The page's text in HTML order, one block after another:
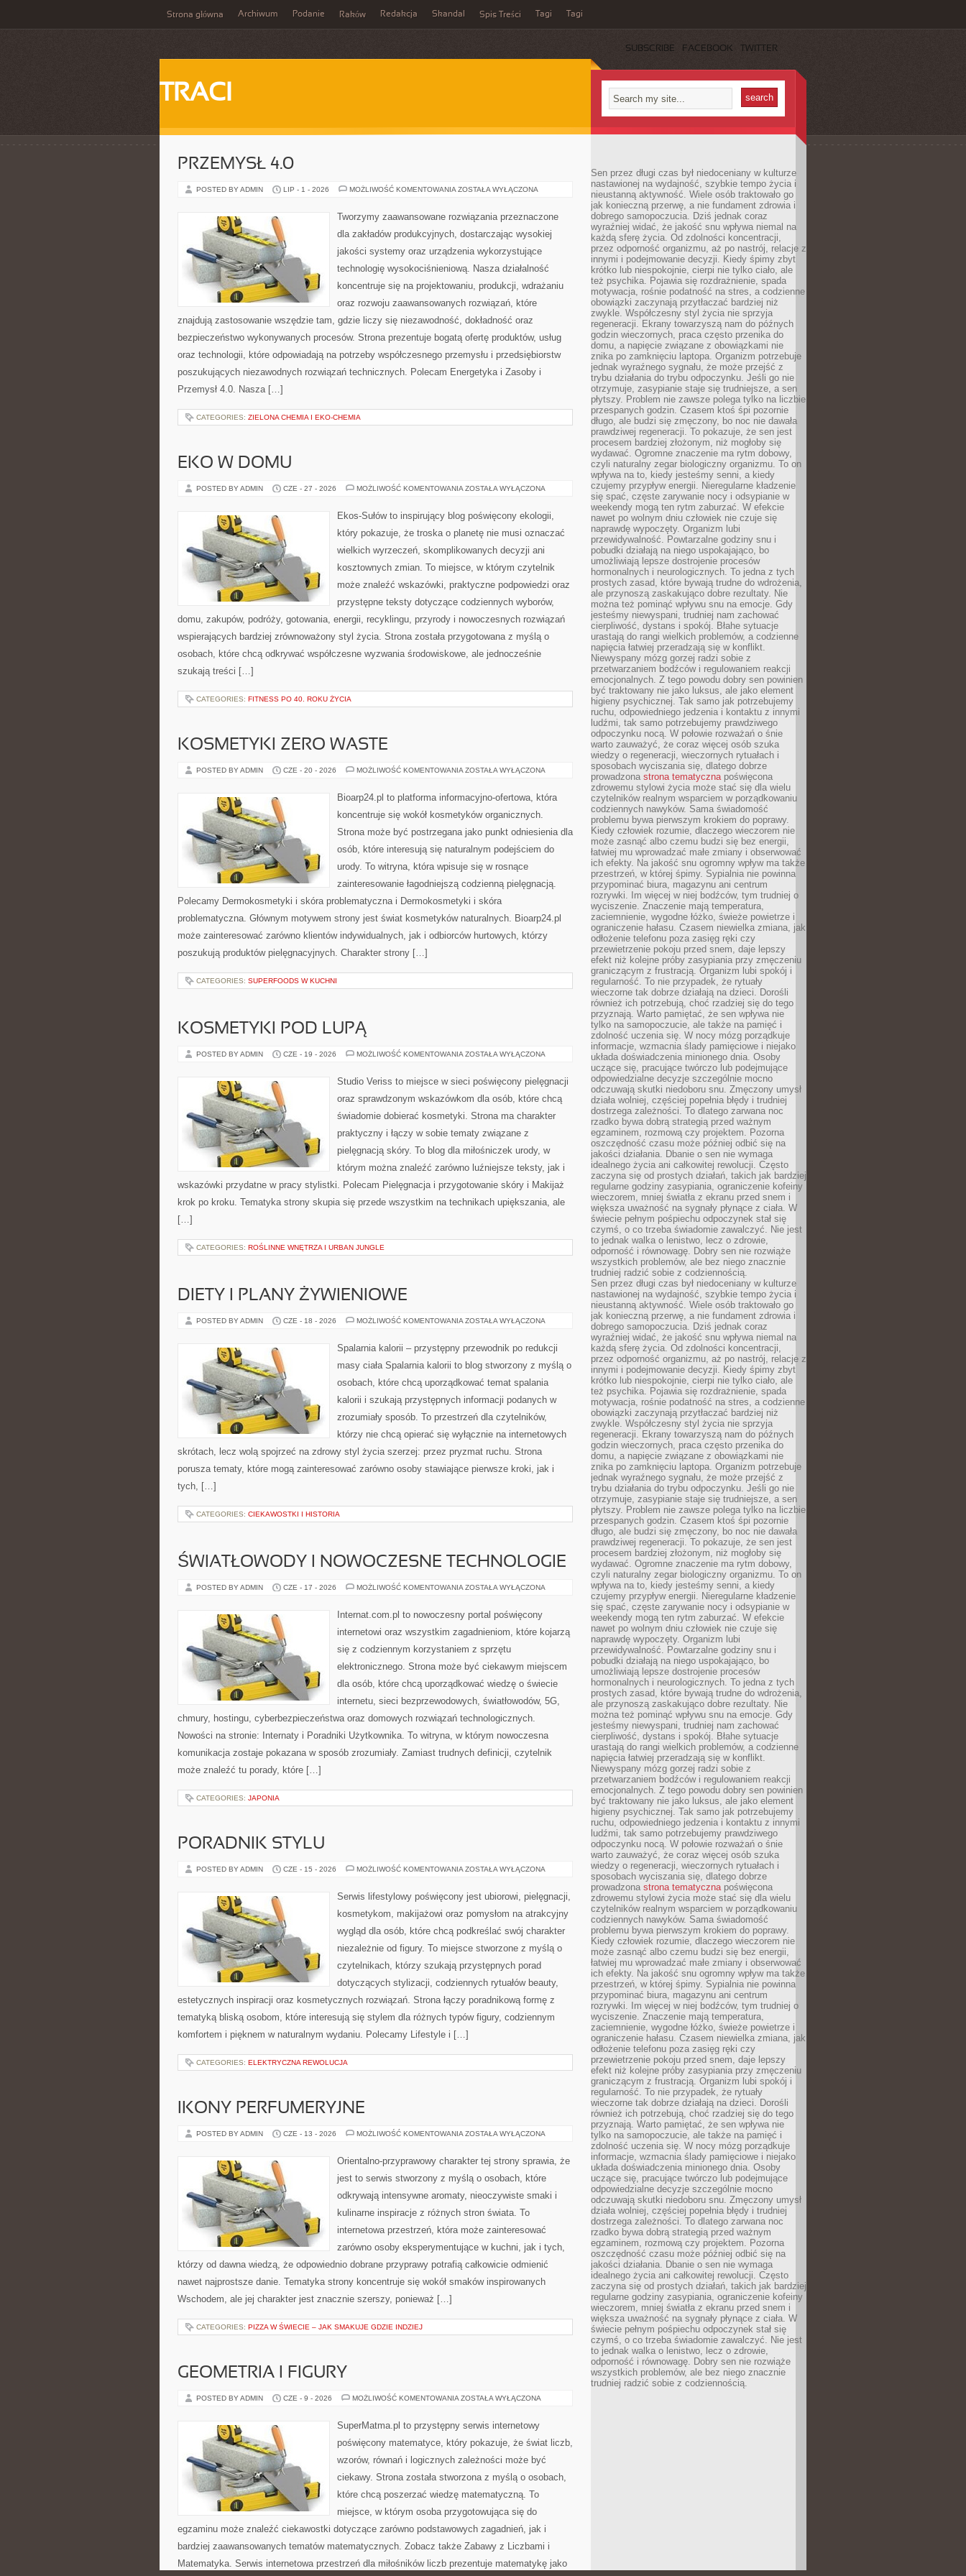
Strona główna Archiwum Podanie Raków Redakcja Skandal Spis Treści Tagi Tagi
SUBSCRIBE FACEBOOK TWITTER
TRACI
PRZEMYSŁ 4.0
POSTED BY ADMIN LIP - 1 - 2026 MOŻLIWOŚĆ KOMENTOWANIA PRZEMYSŁ
ZOSTAŁA WYŁĄCZONA
Tworzymy zaawansowane rozwiązania przeznaczone
dla zakładów produkcyjnych, dostarczając wysokiej
jakości systemy oraz urządzenia wykorzystujące
technologię wysokociśnieniową. Nasza działalność
koncentruje się na projektowaniu, produkcji, wdrażaniu
oraz rozwoju zaawansowanych rozwiązań, które
znajdują zastosowanie wszędzie tam, gdzie liczy się niezawodność, dokładność oraz
bezpieczeństwo wykonywanych procesów. Strona prezentuje bogatą ofertę produktów, usług
oraz technologii, które odpowiadają na potrzeby współczesnego przemysłu i przedsiębiorstw
poszukujących niezawodnych rozwiązań technicznych. Polecam Energetyka i Zasoby i
Przemysł 4.0. Nasza […]
CATEGORIES: ZIELONA CHEMIA I EKO-CHEMIA
EKO W DOMU
POSTED BY ADMIN CZE - 27 - 2026 MOŻLIWOŚĆ KOMENTOWANIA EKO
ZOSTAŁA WYŁĄCZONA
Ekos-Sułów to inspirujący blog poświęcony ekologii,
który pokazuje, że troska o planetę nie musi oznaczać
wielkich wyrzeczeń, skomplikowanych decyzji ani
kosztownych zmian. To miejsce, w którym czytelnik
może znaleźć wskazówki, praktyczne podpowiedzi oraz
przystępne teksty dotyczące codziennych wyborów,
domu, zakupów, podróży, gotowania, energii, recyklingu, przyrody i nowoczesnych rozwiązań
wspierających bardziej zrównoważony styl życia. Strona została przygotowana z myślą o
osobach, które chcą odkrywać współczesne wyzwania środowiskowe, ale jednocześnie
szukają treści […]
CATEGORIES: FITNESS PO 40. ROKU ŻYCIA
KOSMETYKI ZERO WASTE
POSTED BY ADMIN CZE - 20 - 2026 MOŻLIWOŚĆ KOMENTOWANIA KOSMETYKI
ZOSTAŁA WYŁĄCZONA
Bioarp24.pl to platforma informacyjno-ofertowa, która
koncentruje się wokół kosmetyków organicznych.
Strona może być postrzegana jako punkt odniesienia dla
osób, które interesują się naturalnym podejściem do
urody. To witryna, która wpisuje się w rosnące
zainteresowanie łagodniejszą codzienną pielęgnacją.
Polecamy Dermokosmetyki i skóra problematyczna i Dermokosmetyki i skóra
problematyczna. Głównym motywem strony jest świat kosmetyków naturalnych. Bioarp24.pl
może zainteresować zarówno klientów indywidualnych, jak i odbiorców hurtowych, którzy
poszukują produktów pielęgnacyjnych. Charakter strony […]
CATEGORIES: SUPERFOODS W KUCHNI
KOSMETYKI POD LUPĄ
POSTED BY ADMIN CZE - 19 - 2026 MOŻLIWOŚĆ KOMENTOWANIA KOSMETYKI
ZOSTAŁA WYŁĄCZONA
Studio Veriss to miejsce w sieci poświęcony pielęgnacji
oraz sprawdzonym wskazówkom dla osób, które chcą
świadomie dobierać kosmetyki. Strona ma charakter
praktyczny i łączy w sobie tematy związane z
pielęgnacją skóry. To blog dla miłośniczek urody, w
którym można znaleźć zarówno luźniejsze teksty, jak i
wskazówki przydatne w pracy stylistki. Polecam Pielęgnacja i przygotowanie skóry i Makijaż
krok po kroku. Tematyka strony skupia się przede wszystkim na technikach upiększania, ale
[…]
CATEGORIES: ROŚLINNE WNĘTRZA I URBAN JUNGLE
DIETY I PLANY ŻYWIENIOWE
POSTED BY ADMIN CZE - 18 - 2026 MOŻLIWOŚĆ KOMENTOWANIA DIETY
ŻYWIENIOWE
ZOSTAŁA WYŁĄCZONA
Spalarnia kalorii – przystępny przewodnik po redukcji
masy ciała Spalarnia kalorii to blog stworzony z myślą o
osobach, które chcą uporządkować temat spalania
kalorii i szukają przystępnych informacji podanych w
zrozumiały sposób. To przestrzeń dla czytelników,
którzy nie chcą opierać się wyłącznie na internetowych
skrótach, lecz wolą spojrzeć na zdrowy styl życia szerzej: przez pryzmat ruchu. Strona
porusza tematy, które mogą zainteresować zarówno osoby stawiające pierwsze kroki, jak i
tych, […]
CATEGORIES: CIEKAWOSTKI I HISTORIA
ŚWIATŁOWODY I NOWOCZESNE TECHNOLOGIE
POSTED BY ADMIN CZE - 17 - 2026 MOŻLIWOŚĆ KOMENTOWANIA ŚWIATŁOWODY
TECHNOLOGIE
ZOSTAŁA WYŁĄCZONA
Internat.com.pl to nowoczesny portal poświęcony
internetowi oraz wszystkim zagadnieniom, które kojarzą
się z codziennym korzystaniem z sprzętu
elektronicznego. Strona może być ciekawym miejscem
dla osób, które chcą uporządkować wiedzę o świecie
internetu, sieci bezprzewodowych, światłowodów, 5G,
chmury, hostingu, cyberbezpieczeństwa oraz domowych rozwiązań technologicznych.
Nowości na stronie: Internaty i Poradniki Użytkownika. To witryna, w którym nowoczesna
komunikacja zostaje pokazana w sposób zrozumiały. Zamiast trudnych definicji, czytelnik
może znaleźć tu porady, które […]
CATEGORIES: JAPONIA
PORADNIK STYLU
POSTED BY ADMIN CZE - 15 - 2026 MOŻLIWOŚĆ KOMENTOWANIA PORADNIK
ZOSTAŁA WYŁĄCZONA
Serwis lifestylowy poświęcony jest ubiorowi, pielęgnacji,
kosmetykom, makijażowi oraz pomysłom na atrakcyjny
wygląd dla osób, które chcą podkreślać swój charakter
niezależnie od figury. To miejsce stworzone z myślą o
czytelnikach, którzy szukają przystępnych porad
dotyczących stylizacji, codziennych rytuałów beauty,
estetycznych inspiracji oraz kosmetycznych rozwiązań. Strona łączy poradnikową formę z
tematyką bliską osobom, które interesują się stylem dla różnych typów figury, codziennym
komfortem i pięknem w naturalnym wydaniu. Polecamy Lifestyle i […]
CATEGORIES: ELEKTRYCZNA REWOLUCJA
IKONY PERFUMERYJNE
POSTED BY ADMIN CZE - 13 - 2026 MOŻLIWOŚĆ KOMENTOWANIA IKONY
ZOSTAŁA WYŁĄCZONA
Orientalno-przyprawowy charakter tej strony sprawia, że
jest to serwis stworzony z myślą o osobach, które
odkrywają intensywne aromaty, nieoczywiste smaki i
kulinarne inspiracje z różnych stron świata. To
internetowa przestrzeń, która może zainteresować
zarówno osoby eksperymentujące w kuchni, jak i tych,
którzy od dawna wiedzą, że odpowiednio dobrane przyprawy potrafią całkowicie odmienić
nawet najprostsze danie. Tematyka strony koncentruje się wokół smaków inspirowanych
Wschodem, ale jej charakter jest znacznie szerszy, ponieważ […]
CATEGORIES: PIZZA W ŚWIECIE – JAK SMAKUJE GDZIE INDZIEJ
GEOMETRIA I FIGURY
POSTED BY ADMIN CZE - 9 - 2026 MOŻLIWOŚĆ KOMENTOWANIA GEOMETRIA
ZOSTAŁA WYŁĄCZONA
SuperMatma.pl to przystępny serwis internetowy
poświęcony matematyce, który pokazuje, że świat liczb,
wzorów, równań i logicznych zależności może być
ciekawy. Strona została stworzona z myślą o osobach,
które chcą poszerzać wiedzę matematyczną. To
miejsce, w którym osoba przygotowująca się do
egzaminu może znaleźć ciekawostki dotyczące zarówno podstawowych zagadnień, jak i
bardziej zaawansowanych tematów matematycznych. Zobacz także Zabawy z Liczbami i
Matematyka. Serwis internetowa przestrzeń dla miłośników liczb prezentuje matematykę jako
Sen przez długi czas był niedoceniany w kulturze
nastawionej na wydajność, szybkie tempo życia i
nieustanną aktywność. Wiele osób traktowało go
jak konieczną przerwę, a nie fundament zdrowia i
dobrego samopoczucia. Dziś jednak coraz
wyraźniej widać, że jakość snu wpływa niemal na
każdą sferę życia. Od zdolności koncentracji,
przez odporność organizmu, aż po nastrój, relacje z
innymi i podejmowanie decyzji. Kiedy śpimy zbyt
krótko lub niespokojnie, cierpi nie tylko ciało, ale
też psychika. Pojawia się rozdrażnienie, spada
motywacja, rośnie podatność na stres, a codzienne
obowiązki zaczynają przytłaczać bardziej niż
zwykle. Współczesny styl życia nie sprzyja
regeneracji. Ekrany towarzyszą nam do późnych
godzin wieczornych, praca często przenika do
domu, a napięcie związane z obowiązkami nie
znika po zamknięciu laptopa. Organizm potrzebuje
jednak wyraźnego sygnału, że może przejść z
trybu działania do trybu odpoczynku. Jeśli go nie
otrzymuje, zasypianie staje się trudniejsze, a sen
płytszy. Problem nie zawsze polega tylko na liczbie
przespanych godzin. Czasem ktoś śpi pozornie
długo, ale budzi się zmęczony, bo noc nie dawała
prawdziwej regeneracji. To pokazuje, że sen jest
procesem bardziej złożonym, niż mogłoby się
wydawać. Ogromne znaczenie ma rytm dobowy,
czyli naturalny zegar biologiczny organizmu. To on
wpływa na to, kiedy jesteśmy senni, a kiedy
czujemy przypływ energii. Nieregularne kładzenie
się spać, częste zarywanie nocy i odsypianie w
weekendy mogą ten rytm zaburzać. W efekcie
nawet po wolnym dniu człowiek nie czuje się
naprawdę wypoczęty. Organizm lubi
przewidywalność. Powtarzalne godziny snu i
pobudki działają na niego uspokajająco, bo
umożliwiają lepsze dostrojenie procesów
hormonalnych i neurologicznych. To jedna z tych
prostych zasad, które bywają trudne do wdrożenia,
ale przynoszą zaskakująco dobre rezultaty. Nie
można też pominąć wpływu snu na emocje. Gdy
jesteśmy niewyspani, trudniej nam zachować
cierpliwość, dystans i spokój. Błahe sytuacje
urastają do rangi wielkich problemów, a codzienne
napięcia łatwiej przeradzają się w konflikt.
Niewyspany mózg gorzej radzi sobie z
przetwarzaniem bodźców i regulowaniem reakcji
emocjonalnych. Z tego powodu dobry sen powinien
być traktowany nie jako luksus, ale jako element
higieny psychicznej. Tak samo jak potrzebujemy
ruchu, odpowiedniego jedzenia i kontaktu z innymi
ludźmi, tak samo potrzebujemy prawdziwego
odpoczynku nocą. W połowie rozważań o śnie
warto zauważyć, że coraz więcej osób szuka
wiedzy o regeneracji, wieczornych rytuałach i
sposobach wyciszania się, dlatego dobrze
prowadzona strona tematycznapoświęcona
zdrowemu stylowi życia może stać się dla wielu
czytelników realnym wsparciem w porządkowaniu
codziennych nawyków. Sama świadomość
problemu bywa pierwszym krokiem do poprawy.
Kiedy człowiek rozumie, dlaczego wieczorem nie
może zasnąć albo czemu budzi się bez energii,
łatwiej mu wprowadzać małe zmiany i obserwować
ich efekty. Na jakość snu ogromny wpływ ma także
przestrzeń, w której śpimy. Sypialnia nie powinna
przypominać biura, magazynu ani centrum
rozrywki. Im więcej w niej bodźców, tym trudniej o
wyciszenie. Znaczenie mają temperatura,
zaciemnienie, wygodne łóżko, świeże powietrze i
ograniczenie hałasu. Czasem niewielka zmiana, jak
odłożenie telefonu poza zasięg ręki czy
przewietrzenie pokoju przed snem, daje lepszy
efekt niż kolejne próby zasypiania przy zmęczeniu
graniczącym z frustracją. Organizm lubi spokój i
regularność. To nie przypadek, że rytuały
wieczorne tak dobrze działają na dzieci. Dorośli
również ich potrzebują, choć rzadziej się do tego
przyznają. Warto pamiętać, że sen wpływa nie
tylko na samopoczucie, ale także na pamięć i
zdolność uczenia się. W nocy mózg porządkuje
informacje, wzmacnia ślady pamięciowe i niejako
układa doświadczenia minionego dnia. Osoby
uczące się, pracujące twórczo lub podejmujące
odpowiedzialne decyzje szczególnie mocno
odczuwają skutki niedoboru snu. Zmęczony umysł
działa wolniej, częściej popełnia błędy i trudniej
dostrzega zależności. To dlatego zarwana noc
rzadko bywa dobrą strategią przed ważnym
egzaminem, rozmową czy projektem. Pozorna
oszczędność czasu może później odbić się na
jakości działania. Dbanie o sen nie wymaga
idealnego życia ani całkowitej rewolucji. Często
zaczyna się od prostych działań, takich jak bardziej
regularne godziny zasypiania, ograniczenie kofeiny
wieczorem, mniej światła z ekranu przed snem i
większa uważność na sygnały płynące z ciała. W
świecie pełnym pośpiechu odpoczynek stał się
czymś, o co trzeba świadomie zawalczyć. Nie jest
to jednak walka o lenistwo, lecz o zdrowie,
odporność i równowagę. Dobry sen nie rozwiąże
wszystkich problemów, ale bez niego znacznie
trudniej radzić sobie z codziennością.
Sen przez długi czas był niedoceniany w kulturze
nastawionej na wydajność, szybkie tempo życia i
nieustanną aktywność. Wiele osób traktowało go
jak konieczną przerwę, a nie fundament zdrowia i
dobrego samopoczucia. Dziś jednak coraz
wyraźniej widać, że jakość snu wpływa niemal na
każdą sferę życia. Od zdolności koncentracji,
przez odporność organizmu, aż po nastrój, relacje z
innymi i podejmowanie decyzji. Kiedy śpimy zbyt
krótko lub niespokojnie, cierpi nie tylko ciało, ale
też psychika. Pojawia się rozdrażnienie, spada
motywacja, rośnie podatność na stres, a codzienne
obowiązki zaczynają przytłaczać bardziej niż
zwykle. Współczesny styl życia nie sprzyja
regeneracji. Ekrany towarzyszą nam do późnych
godzin wieczornych, praca często przenika do
domu, a napięcie związane z obowiązkami nie
znika po zamknięciu laptopa. Organizm potrzebuje
jednak wyraźnego sygnału, że może przejść z
trybu działania do trybu odpoczynku. Jeśli go nie
otrzymuje, zasypianie staje się trudniejsze, a sen
płytszy. Problem nie zawsze polega tylko na liczbie
przespanych godzin. Czasem ktoś śpi pozornie
długo, ale budzi się zmęczony, bo noc nie dawała
prawdziwej regeneracji. To pokazuje, że sen jest
procesem bardziej złożonym, niż mogłoby się
wydawać. Ogromne znaczenie ma rytm dobowy,
czyli naturalny zegar biologiczny organizmu. To on
wpływa na to, kiedy jesteśmy senni, a kiedy
czujemy przypływ energii. Nieregularne kładzenie
się spać, częste zarywanie nocy i odsypianie w
weekendy mogą ten rytm zaburzać. W efekcie
nawet po wolnym dniu człowiek nie czuje się
naprawdę wypoczęty. Organizm lubi
przewidywalność. Powtarzalne godziny snu i
pobudki działają na niego uspokajająco, bo
umożliwiają lepsze dostrojenie procesów
hormonalnych i neurologicznych. To jedna z tych
prostych zasad, które bywają trudne do wdrożenia,
ale przynoszą zaskakująco dobre rezultaty. Nie
można też pominąć wpływu snu na emocje. Gdy
jesteśmy niewyspani, trudniej nam zachować
cierpliwość, dystans i spokój. Błahe sytuacje
urastają do rangi wielkich problemów, a codzienne
napięcia łatwiej przeradzają się w konflikt.
Niewyspany mózg gorzej radzi sobie z
przetwarzaniem bodźców i regulowaniem reakcji
emocjonalnych. Z tego powodu dobry sen powinien
być traktowany nie jako luksus, ale jako element
higieny psychicznej. Tak samo jak potrzebujemy
ruchu, odpowiedniego jedzenia i kontaktu z innymi
ludźmi, tak samo potrzebujemy prawdziwego
odpoczynku nocą. W połowie rozważań o śnie
warto zauważyć, że coraz więcej osób szuka
wiedzy o regeneracji, wieczornych rytuałach i
sposobach wyciszania się, dlatego dobrze
prowadzona strona tematycznapoświęcona
zdrowemu stylowi życia może stać się dla wielu
czytelników realnym wsparciem w porządkowaniu
codziennych nawyków. Sama świadomość
problemu bywa pierwszym krokiem do poprawy.
Kiedy człowiek rozumie, dlaczego wieczorem nie
może zasnąć albo czemu budzi się bez energii,
łatwiej mu wprowadzać małe zmiany i obserwować
ich efekty. Na jakość snu ogromny wpływ ma także
przestrzeń, w której śpimy. Sypialnia nie powinna
przypominać biura, magazynu ani centrum
rozrywki. Im więcej w niej bodźców, tym trudniej o
wyciszenie. Znaczenie mają temperatura,
zaciemnienie, wygodne łóżko, świeże powietrze i
ograniczenie hałasu. Czasem niewielka zmiana, jak
odłożenie telefonu poza zasięg ręki czy
przewietrzenie pokoju przed snem, daje lepszy
efekt niż kolejne próby zasypiania przy zmęczeniu
graniczącym z frustracją. Organizm lubi spokój i
regularność. To nie przypadek, że rytuały
wieczorne tak dobrze działają na dzieci. Dorośli
również ich potrzebują, choć rzadziej się do tego
przyznają. Warto pamiętać, że sen wpływa nie
tylko na samopoczucie, ale także na pamięć i
zdolność uczenia się. W nocy mózg porządkuje
informacje, wzmacnia ślady pamięciowe i niejako
układa doświadczenia minionego dnia. Osoby
uczące się, pracujące twórczo lub podejmujące
odpowiedzialne decyzje szczególnie mocno
odczuwają skutki niedoboru snu. Zmęczony umysł
działa wolniej, częściej popełnia błędy i trudniej
dostrzega zależności. To dlatego zarwana noc
rzadko bywa dobrą strategią przed ważnym
egzaminem, rozmową czy projektem. Pozorna
oszczędność czasu może później odbić się na
jakości działania. Dbanie o sen nie wymaga
idealnego życia ani całkowitej rewolucji. Często
zaczyna się od prostych działań, takich jak bardziej
regularne godziny zasypiania, ograniczenie kofeiny
wieczorem, mniej światła z ekranu przed snem i
większa uważność na sygnały płynące z ciała. W
świecie pełnym pośpiechu odpoczynek stał się
czymś, o co trzeba świadomie zawalczyć. Nie jest
to jednak walka o lenistwo, lecz o zdrowie,
odporność i równowagę. Dobry sen nie rozwiąże
wszystkich problemów, ale bez niego znacznie
trudniej radzić sobie z codziennością.